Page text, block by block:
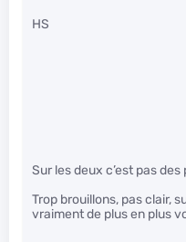
HS
Sur les deux c’est pas
Trop brouillons, pas clair,
vraiment de plus en plus